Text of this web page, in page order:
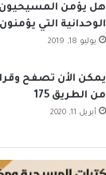
هل يؤمن المسيحيون
الوحدانية التي
يوليو 18, 2019
يمكن الأن تصفح
من الطريق 175
أبريل 11, 2020